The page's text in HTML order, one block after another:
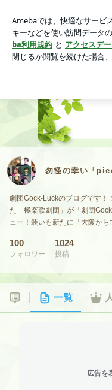
アプリをダウンロードして
ょう。
勿怪の幸い「
劇団Gock-Luckのブログです！
た「極楽歌劇団」が「劇団
ュー！装いも新たに「大阪から
100
フォロワー
1024
投稿
一覧
広告を